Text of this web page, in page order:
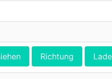
Richtung